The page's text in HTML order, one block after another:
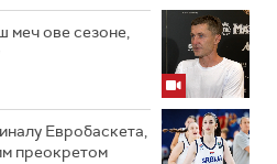
меч ове сезоне,
Евробаскета,
преокретом